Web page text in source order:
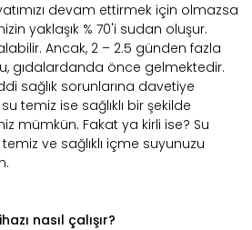
devam ettirmek için olmazsa
yaklaşık % 70'i sudan oluşur.
Ancak, 2 – 2.5 günden fazla
gıdalardanda önce gelmektedir.
sağlık sorunlarına davetiye
temiz ise sağlıklı bir şekilde
mümkün. Fakat ya kirli ise? Su
ve sağlıklı içme suyunuzu
nasıl çalışır?